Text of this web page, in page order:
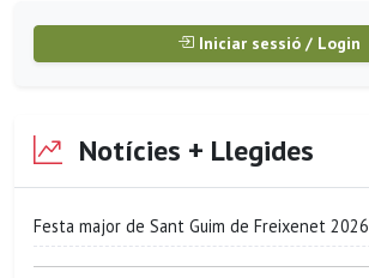
Iniciar sessió / Login
Notícies + Llegides
Festa major de Sant Guim de Freixenet 2026